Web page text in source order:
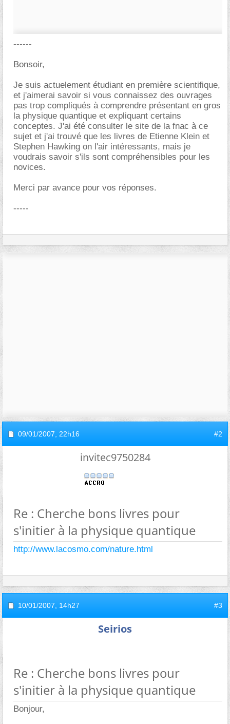
------
Bonsoir,
Je suis actuelement étudiant en première scientifique,
et j'aimerai savoir si vous connaissez des ouvrages
pas trop compliqués à comprendre présentant en gros
la physique quantique et expliquant certains
conceptes. J'ai été consulter le site de la fnac à ce
sujet et j'ai trouvé que les livres de Etienne Klein et
Stephen Hawking on l'air intéressants, mais je
voudrais savoir s'ils sont compréhensibles pour les
novices.
Merci par avance pour vos réponses.
-----
09/01/2007, 22h16 #2
invitec9750284
Re : Cherche bons livres pour
s'initier à la physique quantique
http://www.lacosmo.com/nature.html
10/01/2007, 14h27 #3
Seirios
Re : Cherche bons livres pour
s'initier à la physique quantique
Bonjour,